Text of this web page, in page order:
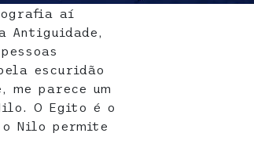
aí
Antiguidade,
escuridão
me parece um
O Egito é o
Nilo permite